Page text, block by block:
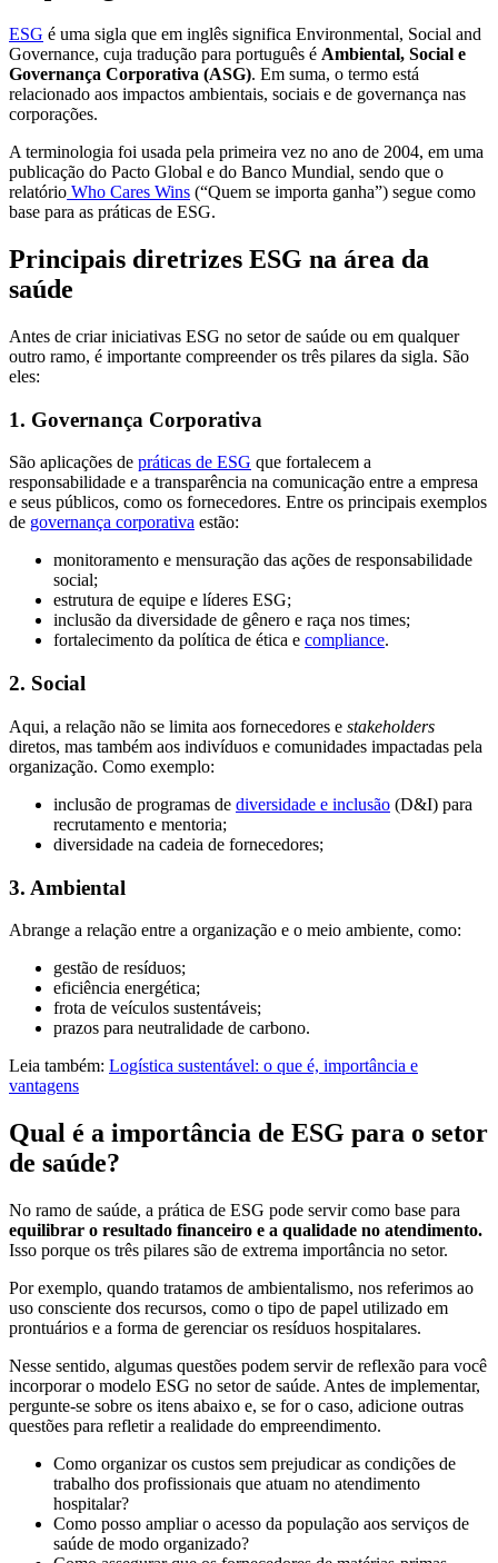
ESG é uma sigla que em inglês significa Environmental, Social and
Governance, cuja tradução para português é Ambiental, Social e
Governança Corporativa (ASG). Em suma, o termo está
relacionado aos impactos ambientais, sociais e de governança nas
corporações.
A terminologia foi usada pela primeira vez no ano de 2004, em uma
publicação do Pacto Global e do Banco Mundial, sendo que o
relatório Who Cares Wins (“Quem se importa ganha”) segue como
base para as práticas de ESG.
Principais diretrizes ESG na área da
saúde
Antes de criar iniciativas ESG no setor de saúde ou em qualquer
outro ramo, é importante compreender os três pilares da sigla. São
eles:
1. Governança Corporativa
São aplicações de práticas de ESG que fortalecem a
responsabilidade e a transparência na comunicação entre a empresa
e seus públicos, como os fornecedores. Entre os principais exemplos
de governança corporativa estão:
monitoramento e mensuração das ações de responsabilidade
social;
estrutura de equipe e líderes ESG;
inclusão da diversidade de gênero e raça nos times;
fortalecimento da política de ética e compliance.
2. Social
Aqui, a relação não se limita aos fornecedores e stakeholders
diretos, mas também aos indivíduos e comunidades impactadas pela
organização. Como exemplo:
inclusão de programas de diversidade e inclusão (D&I) para
recrutamento e mentoria;
diversidade na cadeia de fornecedores;
3. Ambiental
Abrange a relação entre a organização e o meio ambiente, como:
gestão de resíduos;
eficiência energética;
frota de veículos sustentáveis;
prazos para neutralidade de carbono.
Leia também: Logística sustentável: o que é, importância e
vantagens
Qual é a importância de ESG para o setor
de saúde?
No ramo de saúde, a prática de ESG pode servir como base para
equilibrar o resultado financeiro e a qualidade no atendimento.
Isso porque os três pilares são de extrema importância no setor.
Por exemplo, quando tratamos de ambientalismo, nos referimos ao
uso consciente dos recursos, como o tipo de papel utilizado em
prontuários e a forma de gerenciar os resíduos hospitalares.
Nesse sentido, algumas questões podem servir de reflexão para você
incorporar o modelo ESG no setor de saúde. Antes de implementar,
pergunte-se sobre os itens abaixo e, se for o caso, adicione outras
questões para refletir a realidade do empreendimento.
Como organizar os custos sem prejudicar as condições de
trabalho dos profissionais que atuam no atendimento
hospitalar?
Como posso ampliar o acesso da população aos serviços de
saúde de modo organizado?